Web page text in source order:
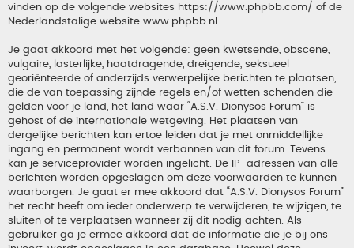
vinden op de volgende websites https://www.phpbb.com/ of de
Nederlandstalige website www.phpbb.nl
Je gaat akkoord met het volgende: geen kwetsende, obscene,
vulgaire, lasterlijke, haatdragende, dreigende, seksueel
georiënteerde of anderzijds verwerpelijke berichten te plaatsen,
die de van toepassing zijnde regels en/of wetten schenden die
gelden voor je land, het land waar “A.S.V. Dionysos Forum” is
gehost of de internationale wetgeving. Het plaatsen van
dergelijke berichten kan ertoe leiden dat je met onmiddellijke
ingang en permanent wordt verbannen van dit forum. Tevens
kan je serviceprovider worden ingelicht. De IP-adressen van alle
berichten worden opgeslagen om deze voorwaarden te kunnen
waarborgen. Je gaat er mee akkoord dat “A.S.V. Dionysos Forum”
het recht heeft om ieder onderwerp te verwijderen, te wijzigen, te
sluiten of te verplaatsen wanneer zij dit nodig achten. Als
gebruiker ga je ermee akkoord dat de informatie die je bij ons